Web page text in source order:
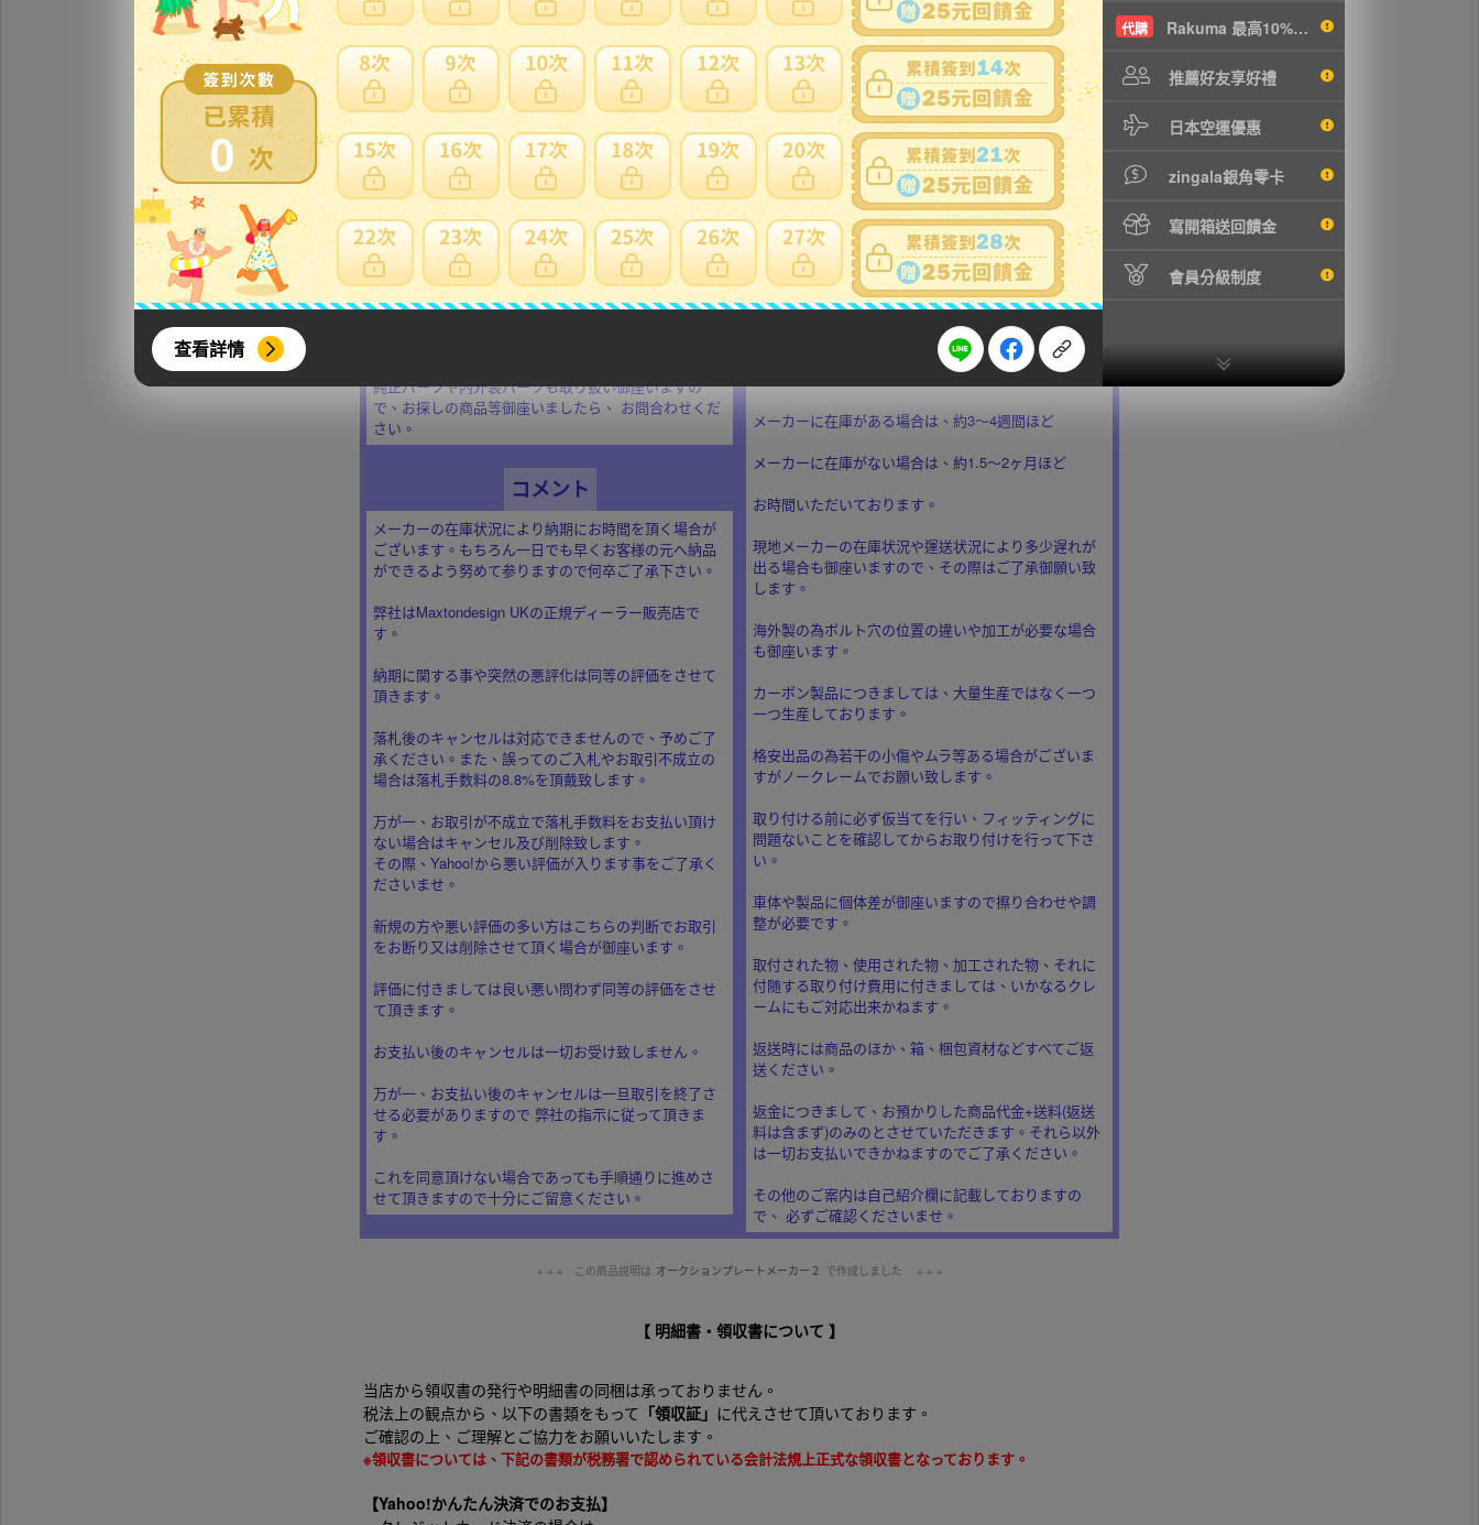
0
查看詳情
代購 Rakuma 最高10%現折
推薦好友享好禮
日本空運優惠
zingala銀角零卡
寫開箱送回饋金
會員分級制度
純正ラインを生かしつつボリューム感もあり、よりレ
ーシーに仕上がりますのでお車全体が一新されます。
純正からグレードアップされたい方にお勧めです。
ABS製です。
本製品はグロスブラックでのお届けになります。
ブラックの為,そのままでも装着頂けます。
輸送中の擦れや小傷はご了承下さいませ。
念の為,在庫確認をお願い致します。
純正パーツや内外装パーツも取り扱い御座いますの
で、お探しの商品等御座いましたら、 お問合わせくだ
さい。
コメント
メーカーの在庫状況により納期にお時間を頂く場合が
ございます。もちろん一日でも早くお客様の元へ納品
ができるよう努めて参りますので何卒ご了承下さい。
弊社はMaxtondesign UKの正規ディーラー販売店で
す。
納期に関する事や突然の悪評化は同等の評価をさせて
頂きます。
落札後のキャンセルは対応できませんので、予めご了
承ください。また、誤ってのご入札やお取引不成立の
場合は落札手数料の8.8%を頂戴致します。
万が一、お取引が不成立で落札手数料をお支払い頂け
ない場合はキャンセル及び削除致します。
その際、Yahoo!から悪い評価が入ります事をご了承く
ださいませ。
新規の方や悪い評価の多い方はこちらの判断でお取引
をお断り又は削除させて頂く場合が御座います。
評価に付きましては良い悪い問わず同等の評価をさせ
て頂きます。
お支払い後のキャンセルは一切お受け致しません。
万が一、お支払い後のキャンセルは一旦取引を終了さ
せる必要がありますので 弊社の指示に従って頂きま
す。
これを同意頂けない場合であっても手順通りに進めさ
せて頂きますので十分にご留意ください。
発送詳細
西濃運輸
他に掛かる費用は御座いません。
注意事項
基本的に NC 、NRでお願い致します。
商品の性質上、輸送時や梱包時に擦れや小傷が出来る
場合が御座いますが、輸入品の為、その点をご了承下
さい。
商品はお取り寄せになります。
メーカーに在庫がある場合は、約3～4週間ほど
メーカーに在庫がない場合は、約1.5～2ヶ月ほど
お時間いただいております。
現地メーカーの在庫状況や運送状況により多少遅れが
出る場合も御座いますので、その際はご了承御願い致
します。
海外製の為ボルト穴の位置の違いや加工が必要な場合
も御座います。
カーボン製品につきましては、大量生産ではなく一つ
一つ生産しております。
格安出品の為若干の小傷やムラ等ある場合がございま
すがノークレームでお願い致します。
取り付ける前に必ず仮当てを行い、フィッティングに
問題ないことを確認してからお取り付けを行って下さ
い。
車体や製品に個体差が御座いますので擦り合わせや調
整が必要です。
取付された物、使用された物、加工された物、それに
付随する取り付け費用に付きましては、いかなるクレ
ームにもご対応出来かねます。
返送時には商品のほか、箱、梱包資材などすべてご返
送ください。
返金につきまして、お預かりした商品代金+送料(返送
料は含まず)のみのとさせていただきます。それら以外
は一切お支払いできかねますのでご了承ください。
その他のご案内は自己紹介欄に記載しておりますの
で、 必ずご確認くださいませ。
+ + + この商品説明は オークションプレートメーカー２ で作成しました + + +
【 明細書・領収書について 】
当店から領収書の発行や明細書の同梱は承っておりません。
税法上の観点から、以下の書類をもって 「領収証」 に代えさせて頂いております。
ご確認の上、ご理解とご協力をお願いいたします。
※領収書については、下記の書類が税務署で認められている会計法規上正式な領収書となっております。
【Yahoo!かんたん決済でのお支払】